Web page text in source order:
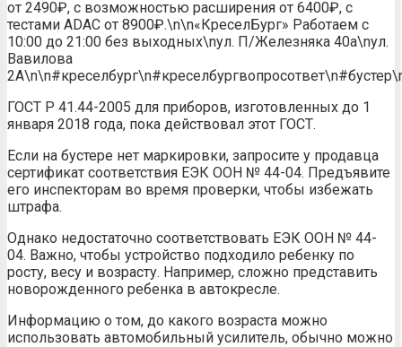
от 2490₽, с возможностью расширения от 6400₽, с
тестами ADAC от 8900₽.\n\n«КреселБург» Работаем с
10:00 до 21:00 без выходных\nул. П/Железняка 40а\nул.
Вавилова
ГОСТ Р 41.44-2005 для приборов, изготовленных до 1
января 2018 года, пока действовал этот ГОСТ.
Если на бустере нет маркировки, запросите у продавца
сертификат соответствия ЕЭК ООН № 44-04. Предъявите
его инспекторам во время проверки, чтобы избежать
штрафа.
Однако недостаточно соответствовать ЕЭК ООН № 44-
04. Важно, чтобы устройство подходило ребенку по
росту, весу и возрасту. Например, сложно представить
новорожденного ребенка в автокресле.
Информацию о том, до какого возраста можно
использовать автомобильный усилитель, обычно можно